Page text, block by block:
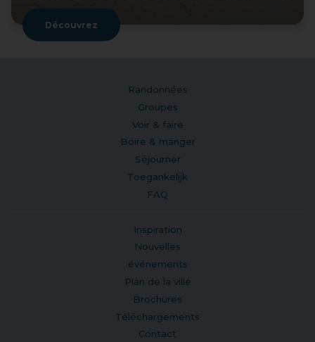
Découvrez
Randonnées
Groupes
Voir & faire
Boire & manger
Séjourner
Toegankelijk
FAQ
Inspiration
Nouvelles
événements
Plan de la ville
Brochures
Téléchargements
Contact